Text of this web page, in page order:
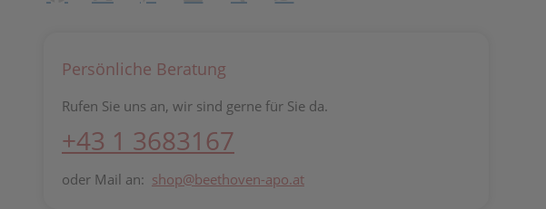
Persönliche Beratung
Rufen Sie uns an, wir sind gerne für Sie da.
+43 1 3683167
oder Mail an: shop@beethoven-apo.at